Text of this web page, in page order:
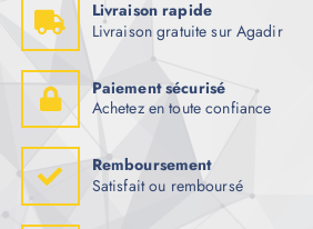
Livraison rapide
Livraison gratuite sur Agadir
Paiement sécurisé
Achetez en toute confiance
Remboursement
Satisfait ou remboursé